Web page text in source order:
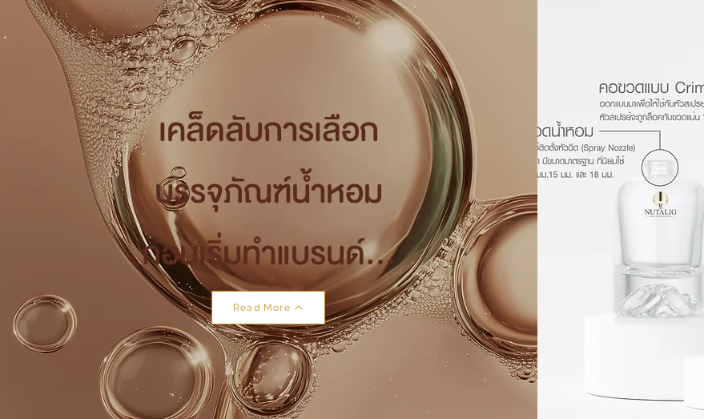
เคล็ดลับการเลือก
บรรจุภัณฑ์น้ำหอม
ก่อนเริ่มทำแบรนด์...
Read More